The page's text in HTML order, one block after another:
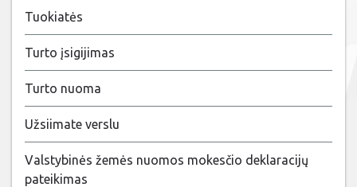
Tuokiatės
Turto įsigijimas
Turto nuoma
Užsiimate verslu
Valstybinės žemės nuomos mokesčio deklaracijų
pateikimas